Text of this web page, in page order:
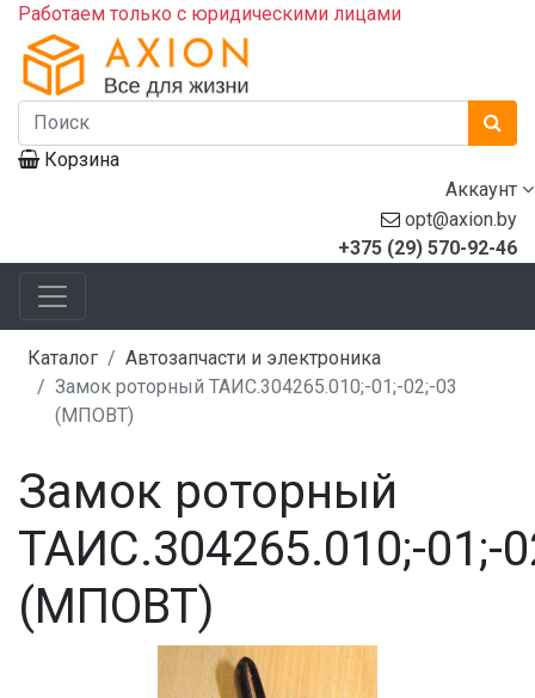
Работаем только с юридическими лицами
Корзина
Аккаунт
opt@axion.by
+375 (29) 570-92-46
Каталог
Автозапчасти и электроника
Замок роторный ТАИС.304265.010;-01;-02;-03
(МПОВТ)
Замок роторный
ТАИС.304265.010;-01;-
(МПОВТ)